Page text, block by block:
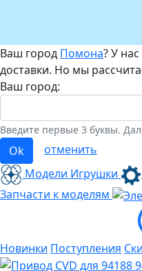
Ваш город Помона? У
доставки. Но мы
Ваш город:
Введите первые 3 буквы.
Ok
отменить
Модели Игрушки
Запчасти к моделям
Новинки Поступления